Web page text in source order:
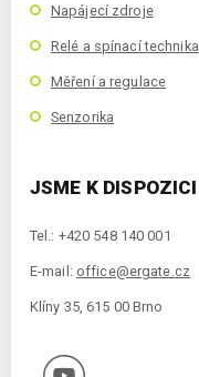
Napájecí zdroje
Relé a spínací technika
Měření a regulace
Senzorika
JSME K DISPOZICI
Tel.: +420 548 140 001
E-mail: office@ergate.cz
Klíny 35, 615 00 Brno